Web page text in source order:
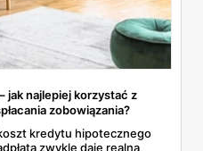
jak najlepiej korzystać z
zobowiązania?
kredytu hipotecznego
zwykle daje realną